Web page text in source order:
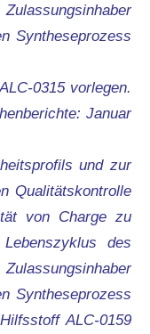
Syntheseprozess
0315 vorlegen.
Januar
und zur
Qualitätskontrolle
von Charge zu
des
Syntheseprozess
ALC-0159